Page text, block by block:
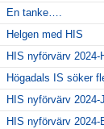
En tanke….
Helgen med HIS
HIS nyförvärv 2024-
Högadals IS söker
HIS nyförvärv 2024-
HIS nyförvärv 2024-